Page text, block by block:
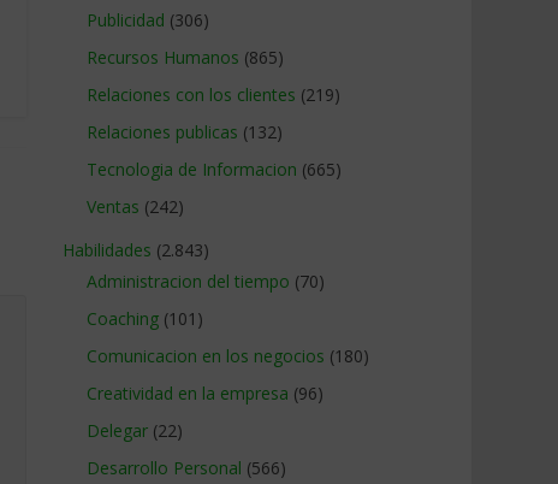
Publicidad (306)
Recursos Humanos (865)
Relaciones con los clientes (219)
Relaciones publicas (132)
Tecnologia de Informacion (665)
Ventas (242)
Habilidades (2.843)
Administracion del tiempo (70)
Coaching (101)
Comunicacion en los negocios (180)
Creatividad en la empresa (96)
Delegar (22)
Desarrollo Personal (566)